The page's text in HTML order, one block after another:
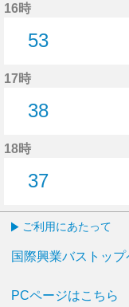
16時
53
17時
38
18時
37
ご利用にあたって
国際興業バストップ
PCページはこちら